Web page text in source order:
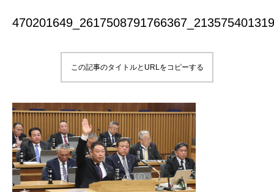
この記事のタイトルとURLをコピーする